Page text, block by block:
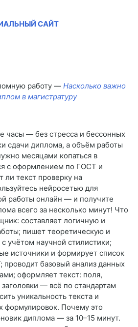
САЙТ
работу — Насколько важно
в магистратуру
часы — без стресса и бессонных
сдачи диплома, а объём работы
месяцами копаться в
с оформлением по ГОСТ и
ли текст проверку на
нейросетью для
работы онлайн — и получите
всего за несколько минут! Что
составляет логичную и
пишет теоретическую и
учётом научной стилистики;
источники и формирует список
базовый анализ данных
оформляет текст: поля,
— всё по стандартам
уникальность текста и
формулировок. Почему это
диплома — за 10–15 минут.